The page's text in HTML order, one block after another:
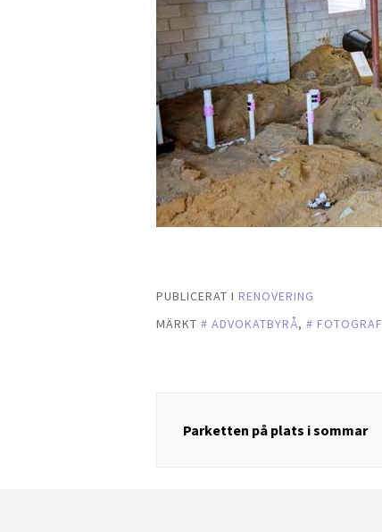
PUBLICERAT I RENOVERING
MÄRKT
ADVOKATBYRÅ, FOTOGRAF
Parketten på plats i sommar